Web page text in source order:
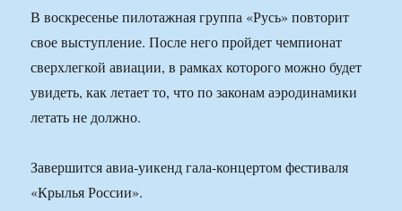
В воскресенье пилотажная группа «Русь» повторит
свое выступление. После него пройдет чемпионат
сверхлегкой авиации, в рамках которого можно будет
увидеть, как летает то, что по законам аэродинамики
летать не должно.
Завершится авиа-уикенд гала-концертом фестиваля
«Крылья России».